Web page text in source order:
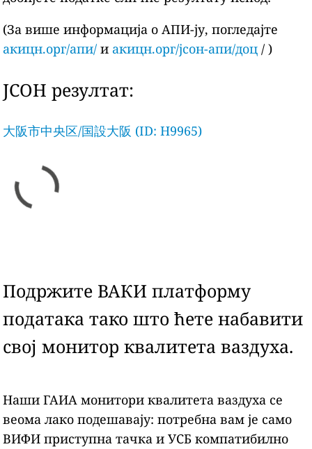
(За више информација о АПИ-ју, погледајте
акицн.орг/апи/ и акицн.орг/јсон-апи/доц / )
ЈСОН резултат:
大阪市中央区/国設大阪 (ID: H9965)
Подржите ВАКИ платформу
података тако што ћете набавити
свој монитор квалитета ваздуха.
Наши ГАИА монитори квалитета ваздуха се
веома лако подешавају: потребна вам је само
ВИФИ приступна тачка и УСБ компатибилно